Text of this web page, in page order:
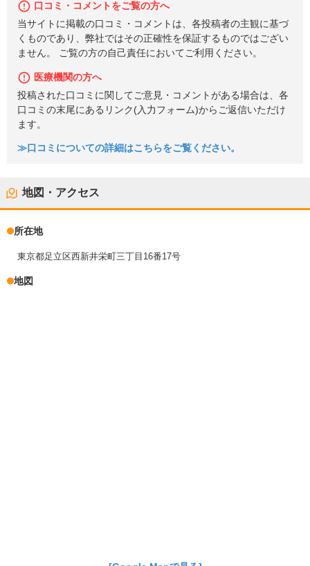
口コミ・コメントをご覧の方へ
当サイトに掲載の口コミ・コメントは、各投稿者の主観に基づ
くものであり、弊社ではその正確性を保証するものではござい
ません。 ご覧の方の自己責任においてご利用ください。
医療機関の方へ
投稿された口コミに関してご意見・コメントがある場合は、各
口コミの末尾にあるリンク(入力フォーム)からご返信いただけ
ます。
≫口コミについての詳細はこちらをご覧ください。
地図・アクセス
所在地
東京都足立区西新井栄町三丁目16番17号
地図